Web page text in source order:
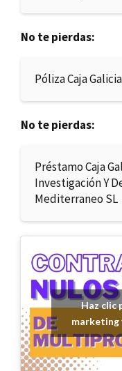
No te pierdas:
Póliza Caja
No te pierdas:
Préstamo Caja
Investigación Y
Mediterraneo SL
Haz clic
marketing